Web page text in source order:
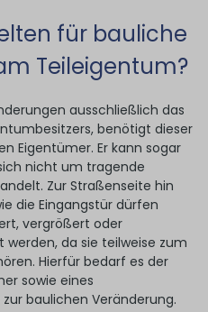
für bauliche
Teileigentum?
ausschließlich das
benötigt dieser
Eigentümer. Er kann sogar
nicht um tragende
Zur Straßenseite hin
die Eingangstür dürfen
vergrößert oder
da sie teilweise zum
Hierfür bedarf es der
sowie eines
baulichen Veränderung.